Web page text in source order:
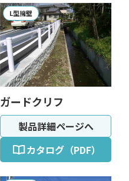
L型擁壁
ガードクリフ
製品詳細ページへ
カタログ（PDF）